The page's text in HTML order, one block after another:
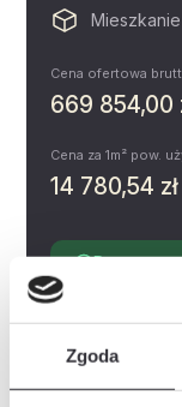
Zgoda
Cena ofertowa
669 854,00
Cena za 1m² pow.
14 780,54 zł
Dostępne
Pokoje
Miejsce